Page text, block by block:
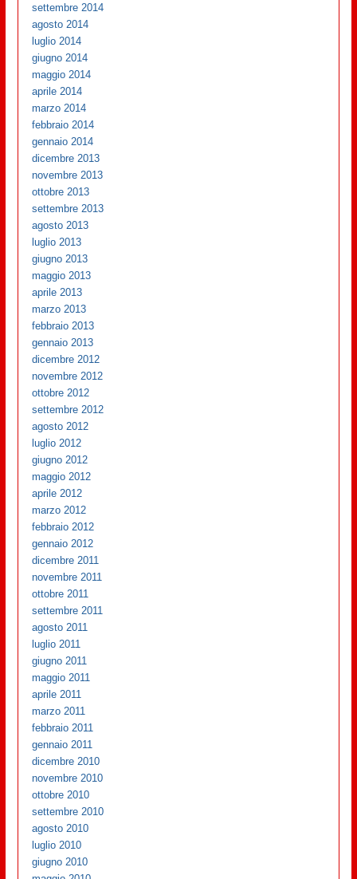
settembre 2014
agosto 2014
luglio 2014
giugno 2014
maggio 2014
aprile 2014
marzo 2014
febbraio 2014
gennaio 2014
dicembre 2013
novembre 2013
ottobre 2013
settembre 2013
agosto 2013
luglio 2013
giugno 2013
maggio 2013
aprile 2013
marzo 2013
febbraio 2013
gennaio 2013
dicembre 2012
novembre 2012
ottobre 2012
settembre 2012
agosto 2012
luglio 2012
giugno 2012
maggio 2012
aprile 2012
marzo 2012
febbraio 2012
gennaio 2012
dicembre 2011
novembre 2011
ottobre 2011
settembre 2011
agosto 2011
luglio 2011
giugno 2011
maggio 2011
aprile 2011
marzo 2011
febbraio 2011
gennaio 2011
dicembre 2010
novembre 2010
ottobre 2010
settembre 2010
agosto 2010
luglio 2010
giugno 2010